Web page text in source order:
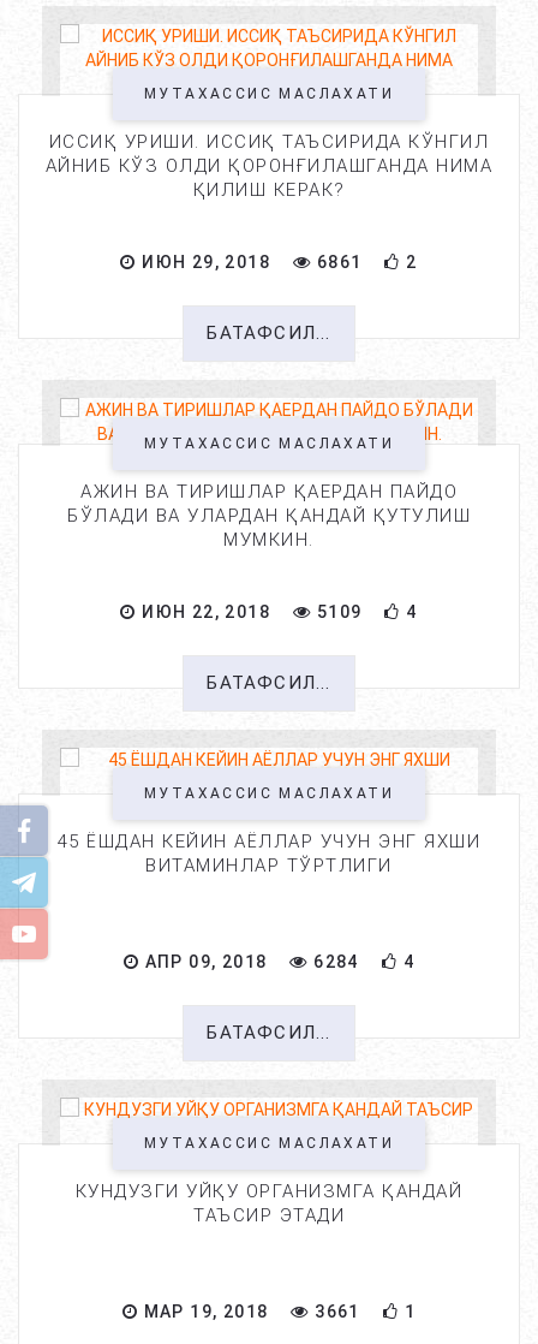
МУТАХАССИС МАСЛАХАТИ
ИССИҚ УРИШИ. ИССИҚ ТАЪСИРИДА КЎНГИЛ
АЙНИБ КЎЗ ОЛДИ ҚОРОНҒИЛАШГАНДА НИМА
ҚИЛИШ КЕРАК?
ИЮН 29, 2018 6861 2
БАТАФСИЛ...
МУТАХАССИС МАСЛАХАТИ
АЖИН ВА ТИРИШЛАР ҚАЕРДАН ПАЙДО
БЎЛАДИ ВА УЛАРДАН ҚАНДАЙ ҚУТУЛИШ
МУМКИН.
ИЮН 22, 2018 5109 4
БАТАФСИЛ...
МУТАХАССИС МАСЛАХАТИ
45 ЁШДАН КЕЙИН АЁЛЛАР УЧУН ЭНГ ЯХШИ
ВИТАМИНЛАР ТЎРТЛИГИ
АПР 09, 2018 6284 4
БАТАФСИЛ...
МУТАХАССИС МАСЛАХАТИ
КУНДУЗГИ УЙҚУ ОРГАНИЗМГА ҚАНДАЙ
ТАЪСИР ЭТАДИ
МАР 19, 2018 3661 1